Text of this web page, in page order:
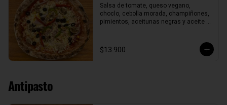
Salsa de tomate, queso vegano,
choclo, cebolla morada, champiñones,
pimientos, aceitunas negras y aceite
$13.900
Antipasto